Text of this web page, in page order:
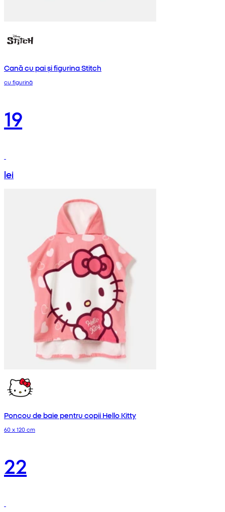
Cană cu pai și figurina Stitch
cu figurină
19
lei
Poncou de baie pentru copii Hello Kitty
60 x 120 cm
22